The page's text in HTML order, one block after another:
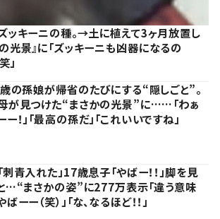
ッキーニの種。→土に植えて3ヶ月放置し
景』に「ズッキーニも凶器になるの
」
の孫娘が帰省のたびにする“隠しごと”。
が見つけた“まさかの光景”に……「わぁ
ー！」「最高の孫だ」「これいいですね」
刺青入れた」17歳息子「やばー！！」脚を見
…“まさかの姿”に277万表示「違う意味
ばーー（笑）」「な、なるほど！！」